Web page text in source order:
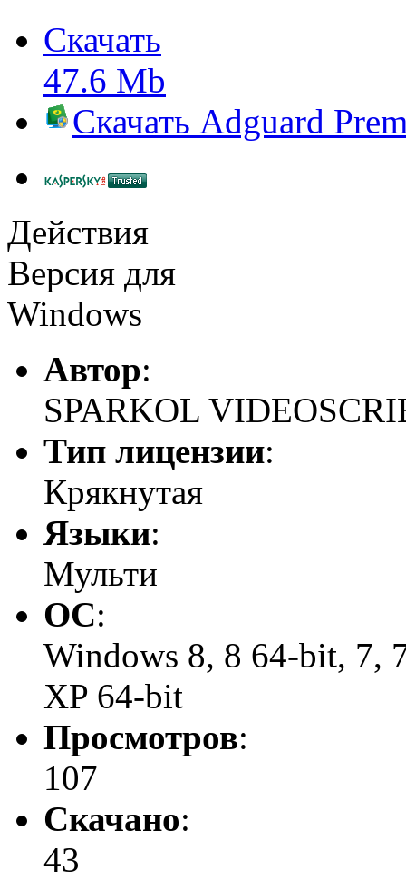
Скачать
47.6 Mb
Скачать Adguard
Действия
Версия для
Windows
Автор:
SPARKOL
Тип лицензии:
Крякнутая
Языки:
Мульти
ОС:
Windows 8, 8 64-bit, 7,
XP 64-bit
Просмотров:
107
Скачано:
43